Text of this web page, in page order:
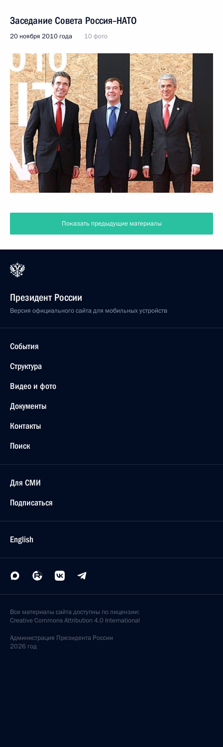
Заседание Совета Россия–НАТО
20 ноября 2010 года 10 фото
Показать предыдущие материалы
Президент России
Версия официального сайта для мобильных устройств
События
Структура
Видео и фото
Документы
Контакты
Поиск
Для СМИ
Подписаться
English
Все материалы сайта доступны по лицензии:
Creative Commons Attribution 4.0 International
Администрация Президента России
2026 год